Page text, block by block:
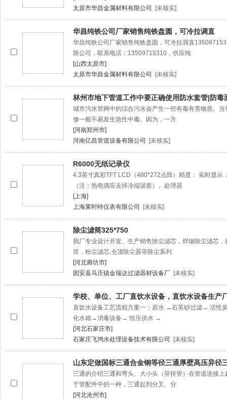
太原市华昌金属材料有限公司
[未核实]
华昌纯铁公司厂家销售纯铁盘圆，可冷拉调直
华昌纯铁公司厂家销售纯铁盘圆，可冷拉调直
限公司，联系电话：13509715310，供应纯
[山西太原市]
太原市华昌金属材料有限公司
[未核实]
林州市地下管道工作中要正确使用防水套管|防毒
城市污水管网中的综合污水会产生一些有毒有害物质。
修一般不易发生急性中毒。因为，一方
[河南郑州市]
河南亿昌管道设备有限公司
[未核实]
R6000无纸记录仪
4.3英寸真彩TFT LCD（480*272点阵）精度： 实时显示
（注：热电偶应去掉冷端误差）。处理器
[上海]
上海莱时特仪表有限公司
[未核实]
除尘滤筒325*750
我厂专业设计开发、生产销售除尘滤芯，焊烟除尘滤芯
筒，粉尘滤芯,仓顶除尘器等除尘系列
[河北廊坊市]
固安县马庄镇金瑞达过滤器材设备厂 [未核实]
学校、单位、工厂直饮水设备，直饮水设备生产
直饮水设备工艺流程方案一：原水 →石英砂过滤→ 活
化水箱→消毒设备→ 恒压供水 →
[河北石家庄市]
石家庄飞鸿水处理设备技术有限公司
[未核实]
山东定做国标三通合金钢等径三通厚壁高压异径
三通的介绍三通和弯头、大小头（异径管）在管道连接
于管配件中的一种，三通起到分叉、分
[河北沧州市]